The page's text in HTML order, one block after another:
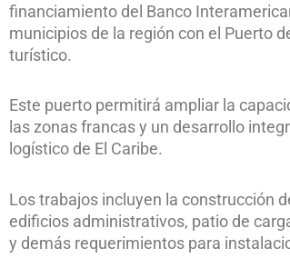
financiamiento del Banco
municipios de la región con el Puerto
turístico.
Este puerto permitirá ampliar la
las zonas francas y un desarrollo
logístico de El Caribe.
Los trabajos incluyen la construcción
edificios administrativos, patio de
y demás requerimientos para